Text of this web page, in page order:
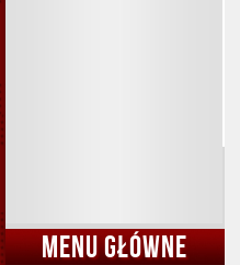
MENU GŁÓWNE